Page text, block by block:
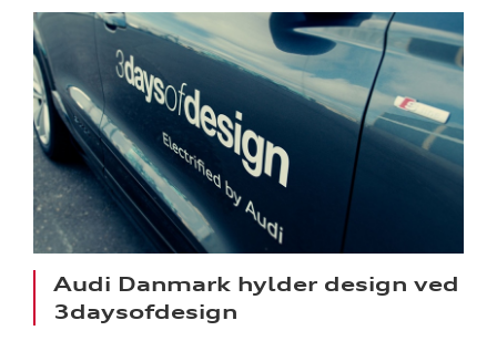
Audi Danmark hylder design ved
3daysofdesign